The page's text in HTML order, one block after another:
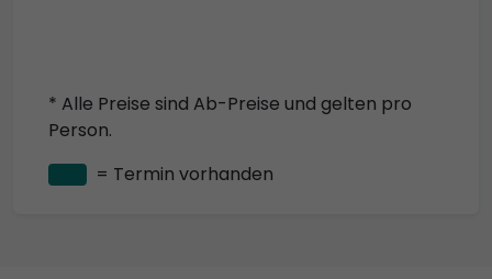
* Alle Preise sind Ab-Preise und gelten pro
Person.
= Termin vorhanden